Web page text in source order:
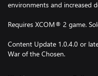
environments and increased
Requires XCOM® 2 game.
Content Update 1.0.4.0 or
War of the Chosen.